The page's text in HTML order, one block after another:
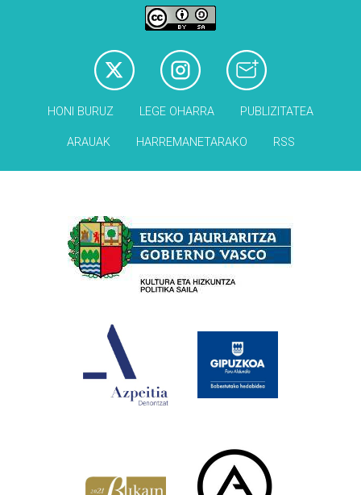
HONI BURUZ LEGE OHARRA PUBLIZITATEA
ARAUAK HARREMANETARAKO RSS